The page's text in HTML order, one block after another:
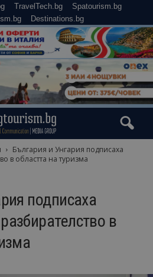
TravelTech.bg
Spatourism.bg
Destinations.bg
България и Унгария подписаха
в областта на туризма
подписаха
в